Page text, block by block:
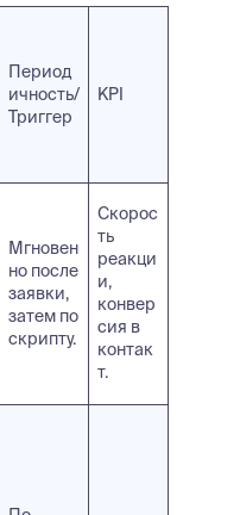
Период
ичность/
Триггер
KPI
Мгновен
но после
заявки,
затем по
скрипту.
Скорос
ть
реакци
и,
конвер
сия в
контак
т.